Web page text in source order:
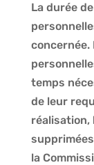
La durée
concernée.
temps
de leur
réalisation,
la